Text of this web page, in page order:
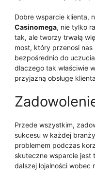
Dobre wsparcie klienta,
Casinomega, nie tylko
tak, ale tworzy trwałą
most, który przenosi
bezpośrednio do
dlaczego tak właściwie
przyjazną obsługę
Przede wszystkim,
sukcesu w każdej
problemem podczas
skuteczne wsparcie jest
dalszej lojalności wobec